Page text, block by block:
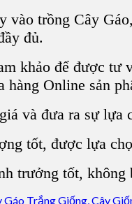
trồng Cây
đủ.
khảo để được
Online sản
và đưa ra sự lựa
tốt, được lựa
trưởng tốt, không